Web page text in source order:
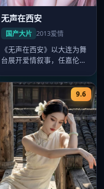
无声在西安
国产大片 2013爱情
《无声在西安》以大连为舞
台展开爱情叙事，任嘉伦、
月1…
9.6